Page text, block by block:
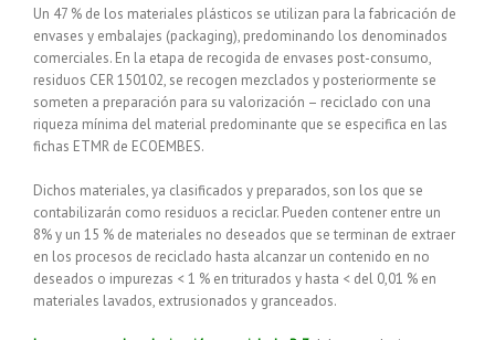
Un 47 % de los materiales plásticos se utilizan para la fabricación de
envases y embalajes (packaging), predominando los denominados
comerciales. En la etapa de recogida de envases post-consumo,
residuos CER 150102, se recogen mezclados y posteriormente se
someten a preparación para su valorización – reciclado con una
riqueza mínima del material predominante que se especifica en las
fichas ETMR de ECOEMBES.
Dichos materiales, ya clasificados y preparados, son los que se
contabilizarán como residuos a reciclar. Pueden contener entre un
8% y un 15 % de materiales no deseados que se terminan de extraer
en los procesos de reciclado hasta alcanzar un contenido en no
deseados o impurezas < 1 % en triturados y hasta < del 0,01 % en
materiales lavados, extrusionados y granceados.